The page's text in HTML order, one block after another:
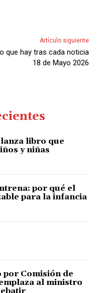
Artículo siguiente
que hay tras cada noticia
18 de Mayo 2026
libro que
y niñas
por qué el
para la infancia
Comisión de
al ministro